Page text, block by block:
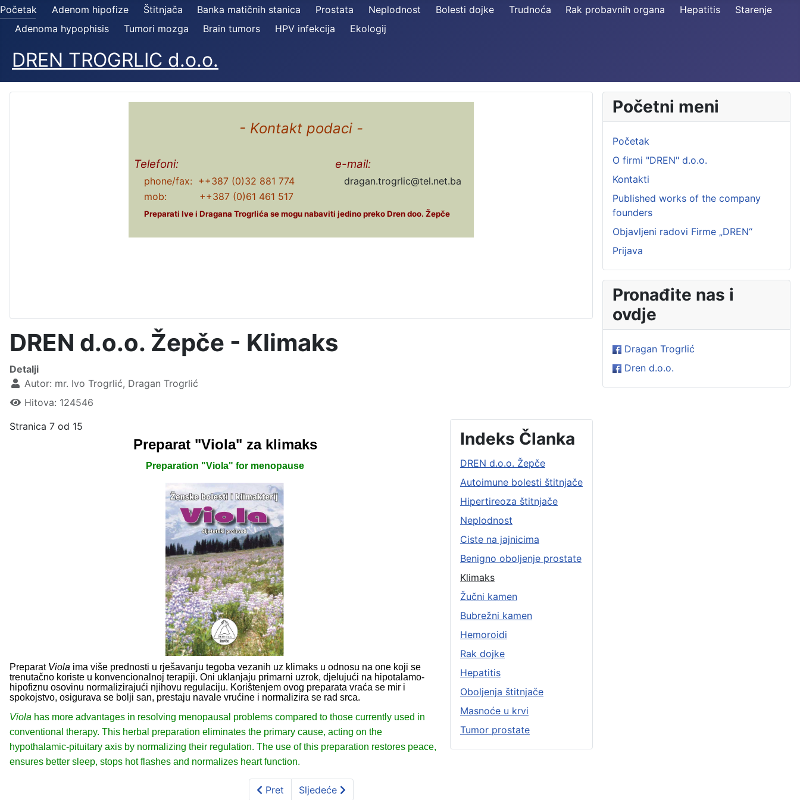
Početak Adenom hipofize Štitnjača Banka matičnih stanica Prostata Neplodnost Bolesti dojke Trudnoća Rak probavnih organa Hepatitis
Starenje
Adenoma hypophisis
Tumori mozga Brain tumors HPV infekcija Ekologij
DREN TROGRLIC d.o.o.
- Kontakt podaci -
Telefoni: e-mail:
phone/fax: ++387 (0)32 881 774
dragan.trogrlic@tel.net.ba
mob: ++387 (0)61 461 517
Preparati Ive i Dragana Trogrlića se mogu nabaviti jedino preko Dren doo. Žepče
DREN d.o.o. Žepče - Klimaks
Detalji
Autor: mr. Ivo Trogrlić, Dragan Trogrlić
Hitova: 124546
Indeks Članka
DREN d.o.o. Žepče
Autoimune bolesti štitnjače
Hipertireoza štitnjače
Neplodnost
Ciste na jajnicima
Benigno oboljenje prostate
Klimaks
Žučni kamen
Bubrežni kamen
Hemoroidi
Rak dojke
Hepatitis
Oboljenja štitnjače
Masnoće u krvi
Tumor prostate
Stranica 7 od 15
Preparat "Viola" za klimaks
Preparation "Viola" for menopause
Preparat Viola ima više prednosti u rješavanju tegoba vezanih uz klimaks u odnosu na one koji se
trenutačno koriste u konvencionalnoj terapiji. Oni uklanjaju primarni uzrok, djelujući na hipotalamo-
hipofiznu osovinu normalizirajući njihovu regulaciju. Korištenjem ovog preparata vraća se mir i
spokojstvo, osigurava se bolji san, prestaju navale vrućine i normalizira se rad srca.
Viola has more advantages in resolving menopausal problems compared to those currently used in
conventional therapy. This herbal preparation eliminates the primary cause, acting on the
hypothalamic-pituitary axis by normalizing their regulation. The use of this preparation restores peace,
ensures better sleep, stops hot flashes and normalizes heart function.
Pret Sljedeće
Početni meni
Početak
O firmi "DREN" d.o.o.
Kontakti
Published works of the company
founders
Objavljeni radovi Firme „DREN“
Prijava
Pronađite nas i
ovdje
Dragan Trogrlić
Dren d.o.o.